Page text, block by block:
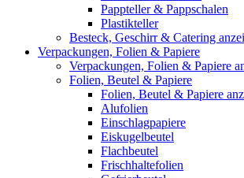
Pappteller & Pappschalen
Plastikteller
Besteck, Geschirr & Catering
Verpackungen, Folien & Papiere
Verpackungen, Folien & Papiere
Folien, Beutel & Papiere
Folien, Beutel & Papiere
Alufolien
Einschlagpapiere
Eiskugelbeutel
Flachbeutel
Frischhaltefolien